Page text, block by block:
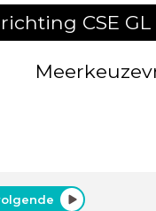
CSE GL